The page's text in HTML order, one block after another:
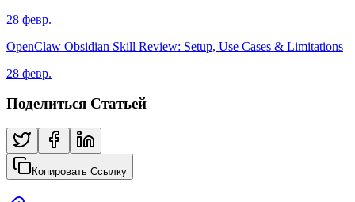
28 февр.
OpenClaw Obsidian Skill Review: Setup, Use Cases & Limitations
28 февр.
Поделиться Статьей
Копировать Ссылку